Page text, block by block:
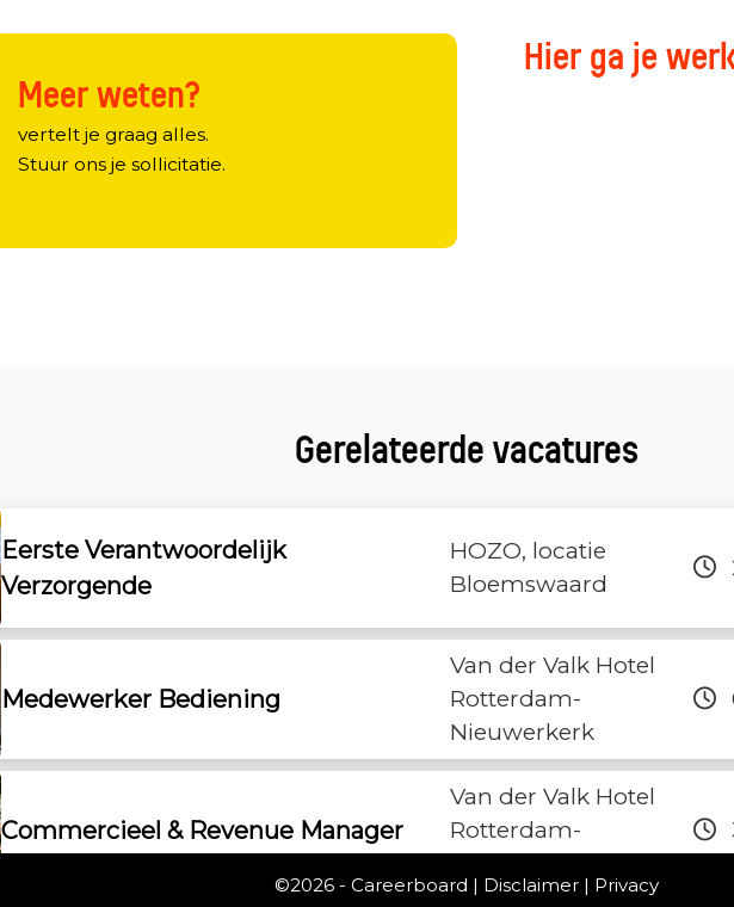
Meer weten?
vertelt je graag alles.
Stuur ons je sollicitatie.
Hier ga je
Gerelateerde vacatures
Eerste Verantwoordelijk
Verzorgende
HOZO, locatie
Bloemswaard
Medewerker Bediening
Van der Valk Hotel
Rotterdam-
Nieuwerkerk
Commercieel & Revenue Manager
Van der Valk Hotel
Rotterdam-
©2026 - Careerboard | Disclaimer | Privacy